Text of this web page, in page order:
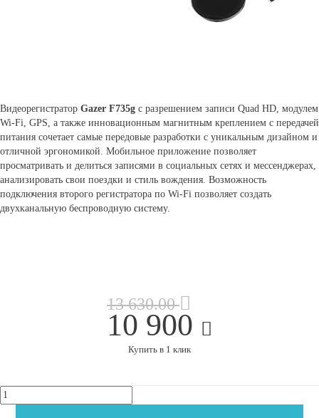
Видеорегистратор Gazer F735g с разрешением записи Quad HD, модулем
Wi-Fi, GPS, а также инновационным магнитным креплением с передачей
питания сочетает самые передовые разработки с уникальным дизайном и
отличной эргономикой. Мобильное приложение позволяет
просматривать и делиться записями в социальных сетях и мессенджерах,
анализировать свои поездки и стиль вождения. Возможность
подключения второго регистратора по Wi-Fi позволяет создать
двухканальную беспроводную систему.
13 630.00
10 900
Купить в 1 клик